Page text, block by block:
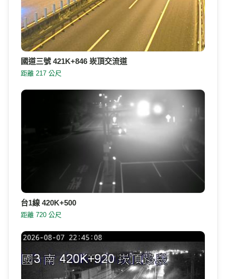
國道三號 421K+846 崁頂交流道
距離 217 公尺
台1線 420K+500
距離 720 公尺